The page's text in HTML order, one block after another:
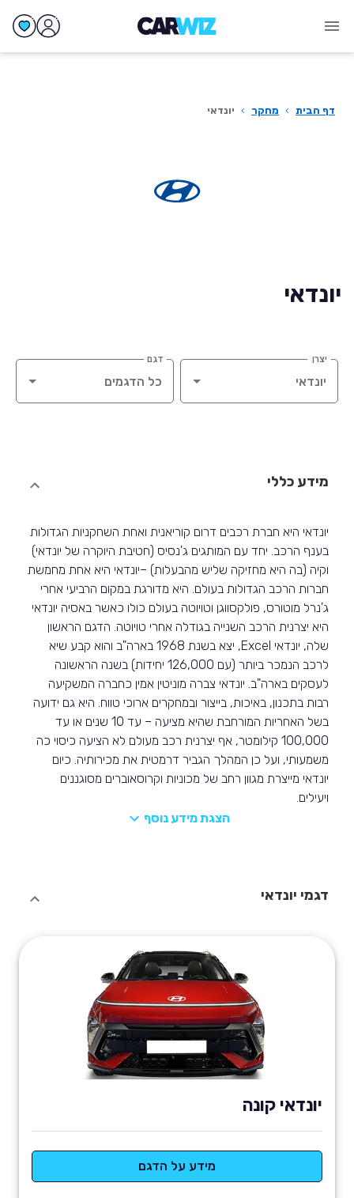
דף הבית › מחקר › יונדאי
יונדאי
יצרן דגם
מידע כללי
יונדאי היא חברת רכבים דרום קוריאנית ואחת השחקניות הגדולות
בענף הרכב. יחד עם המותגים ג'נסיס (חטיבת היוקרה של יונדאי)
וקיה (בה היא מחזיקה שליש מהבעלות) –יונדאי היא אחת מחמשת
חברות הרכב הגדולות בעולם. היא מדורגת במקום הרביעי אחרי
ג'נרל מוטורס, פולקסווגן וטויוטה בעולם כולו כאשר באסיה יונדאי
היא יצרנית הרכב השנייה בגודלה אחרי טויוטה. הדגם הראשון
שלה, יונדאי Excel, יצא בשנת 1968 בארה"ב והוא קבע שיא
לרכב הנמכר ביותר (עם 126,000 יחידות) בשנה הראשונה
לעסקים בארה"ב. יונדאי צברה מוניטין אמין כחברה המשקיעה
רבות בתכנון, באיכות, בייצור ובמחקרים ארוכי טווח. היא גם ידועה
בשל האחריות המורחבת שהיא מציעה – עד 10 שנים או עד
100,000 קילומטר, אף יצרנית רכב מעולם לא הציעה כיסוי כה
משמעותי, ועל כן המהלך הגביר דרמטית את מכירותיה. כיום
יונדאי מייצרת מגוון רחב של מכוניות וקרוסאוברים מסוגננים
ויעילים.
הצגת מידע נוסף
דגמי יונדאי
יונדאי קונה
מידע על הדגם